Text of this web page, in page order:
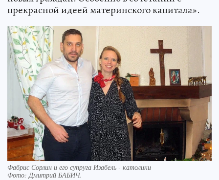
прекрасной идеей материнского капитала».
Фабрис Сорлин и его супруга Изабель - католики
Фото:Дмитрий БАБИЧ.